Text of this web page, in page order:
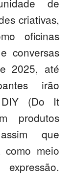
de
criativas,
oficinas
conversas
2025, até
irão
DIY (Do It
produtos
que
meio